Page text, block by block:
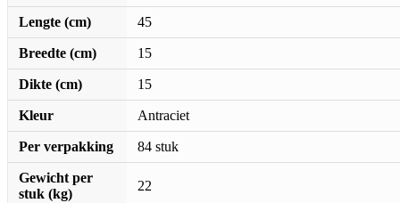
Lengte (cm) 45
Breedte (cm) 15
Dikte (cm) 15
Kleur Antraciet
Per verpakking 84 stuk
Gewicht per
stuk (kg)
22